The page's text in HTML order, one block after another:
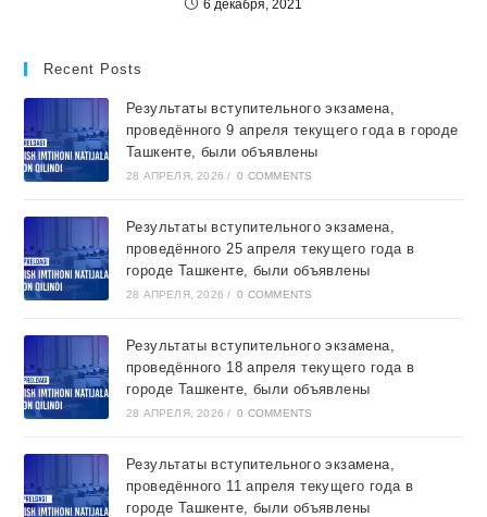
6 декабря, 2021
Recent Posts
Результаты вступительного экзамена,
проведённого 9 апреля текущего года в городе
Ташкентe, были объявлены
28 АПРЕЛЯ, 2026 / 0 COMMENTS
Результаты вступительного экзамена,
проведённого 25 апреля текущего года в
городе Ташкентe, были объявлены
28 АПРЕЛЯ, 2026 / 0 COMMENTS
Результаты вступительного экзамена,
проведённого 18 апреля текущего года в
городе Ташкентe, были объявлены
28 АПРЕЛЯ, 2026 / 0 COMMENTS
Результаты вступительного экзамена,
проведённого 11 апреля текущего года в
городе Ташкентe, были объявлены